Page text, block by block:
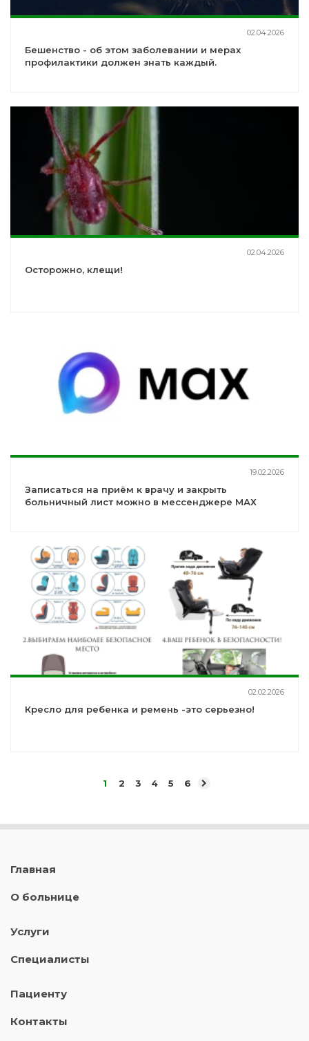
02.04.2026
Бешенство - об этом заболевании и мерах
профилактики должен знать каждый.
02.04.2026
Осторожно, клещи!
19.02.2026
Записаться на приём к врачу и закрыть
больничный лист можно в мессенджере МАХ
02.02.2026
Кресло для ребенка и ремень -это серьезно!
1 2 3 4 5 6
Главная
О больнице
Услуги
Специалисты
Пациенту
Контакты